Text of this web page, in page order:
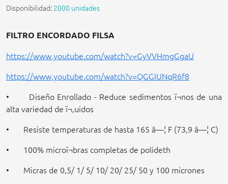
gerencia@filsawater.com
Disponibilidad: 2000 unidades
FILTRO ENCORDADO FILSA
https://www.youtube.com/watch?v=GyVVHmgGgaU
https://www.youtube.com/watch?v=QGGIUNqR6f8
• Diseño Enrollado - Reduce sedimentos ï¬nos de una
alta variedad de ï¬‚uidos
• Resiste temperaturas de hasta 165 â—¦ F (73,9 â—¦ C)
• 100% microï¬bras completas de polideth
• Micras de 0,5/ 1/ 5/ 10/ 20/ 25/ 50 y 100 micrones